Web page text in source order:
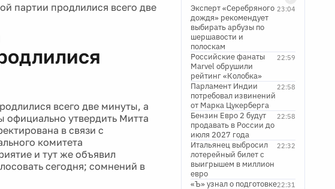
партии продлилися всего две
всего две минуты, а
утвердить Митта
в связи с
комитета
и тут же объявил
сегодня; сомнений в
23:04
Эксперт «Серебряного
дождя» рекомендует
выбирать арбузы по
шершавости и
полоскам
22:59
Российские фанаты
Marvel обрушили
рейтинг «Колобка»
22:58
Парламент Индии
потребовал извинений
от Марка Цукерберга
22:58
Бензин Евро 2 будут
продавать в России до
июля 2027 года
22:32
Итальянец выбросил
лотерейный билет с
выигрышем в миллион
евро
22:31
«Ъ» узнал о подготовке